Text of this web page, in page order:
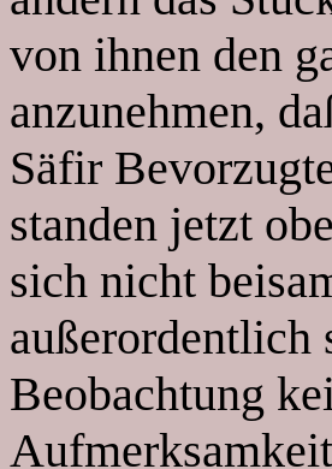
von ihnen den
anzunehmen,
Säfir
standen jetzt
sich nicht
außerordentlich
Beobachtung